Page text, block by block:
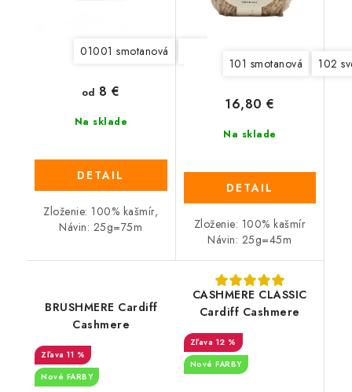
01001 smotanová 01500
Na sklade
od 8 €
DETAIL
Zloženie: 100% kašmír,
Návin: 25g=75m
101 smotanová 102
Na sklade
16,80 €
DETAIL
Zloženie: 100% kašmír
Návin: 25g=45m
BRUSHMERE Cardiff
Cashmere
11 %
Nové FARBY
CASHMERE CLASSIC
Cardiff Cashmere
12 %
Nové FARBY